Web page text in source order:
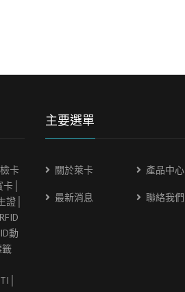
主要選單
關於萊卡 產品中心
最新消息 聯絡我們